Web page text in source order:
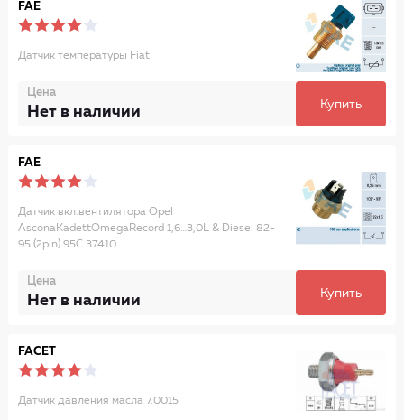
FAE
Датчик температуры Fiat
Цена
Нет в наличии Купить
FAE
Датчик вкл.вентилятора Opel
AsconaKadettOmegaRecord 1,6…3,0L & Diesel 82-
95 (2pin) 95C 37410
Цена
Нет в наличии Купить
FACET
Датчик давления масла 7.0015